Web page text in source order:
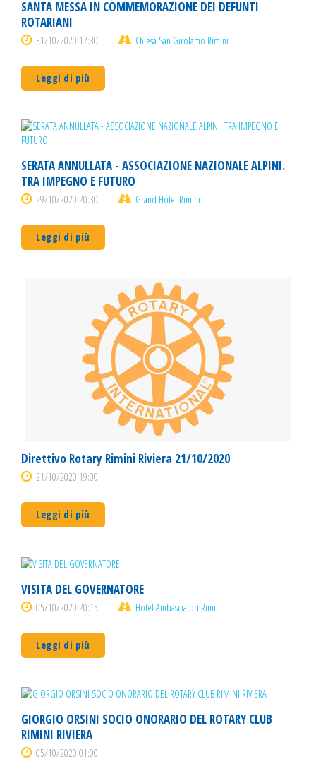
SANTA MESSA IN COMMEMORAZIONE DEI DEFUNTI
ROTARIANI
31/10/2020 17:30 Chiesa San Girolamo Rimini
Leggi di più
SERATA ANNULLATA - ASSOCIAZIONE NAZIONALE ALPINI.
TRA IMPEGNO E FUTURO
29/10/2020 20:30 Grand Hotel Rimini
Leggi di più
Direttivo Rotary Rimini Riviera 21/10/2020
21/10/2020 19:00
Leggi di più
VISITA DEL GOVERNATORE
05/10/2020 20:15 Hotel Ambasciatori Rimini
Leggi di più
GIORGIO ORSINI SOCIO ONORARIO DEL ROTARY CLUB
RIMINI RIVIERA
05/10/2020 01:00